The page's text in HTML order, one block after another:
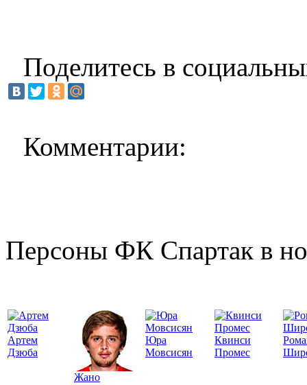
Поделитесь в
Комментарии:
Персоны ФК Спартак в
Артем
Дзюба
Жано
Юра
Мовсисян
Квинси
Промес